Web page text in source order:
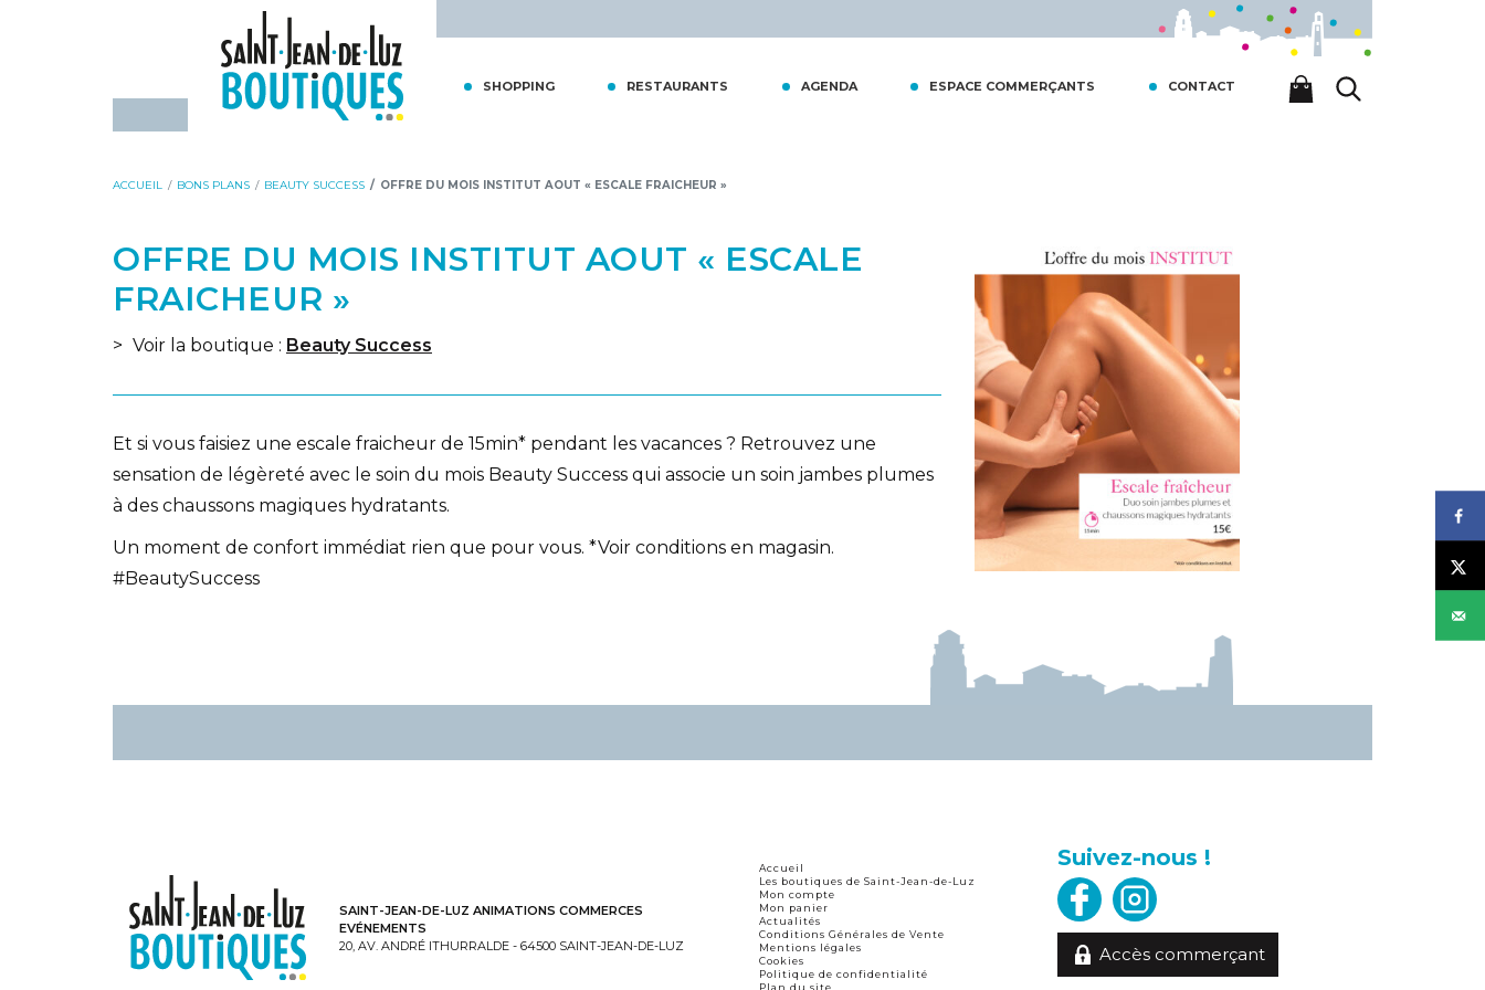
Accueil - Saint-Jean-de-Luz Boutiques
SHOPPING RESTAURANTS AGENDA ESPACE COMMERÇANTS CONTACT
ACCUEIL BONS PLANS BEAUTY SUCCESS OFFRE DU MOIS INSTITUT AOUT « ESCALE FRAICHEUR »
OFFRE DU MOIS INSTITUT AOUT « ESCALE
FRAICHEUR »
Voir la boutique : Beauty Success
Et si vous faisiez une escale fraicheur de 15min* pendant les vacances ? Retrouvez une
sensation de légèreté avec le soin du mois Beauty Success qui associe un soin jambes plumes
à des chaussons magiques hydratants.
Un moment de confort immédiat rien que pour vous. *Voir conditions en magasin.
#BeautySuccess
SAINT-JEAN-DE-LUZ ANIMATIONS COMMERCES
EVÉNEMENTS
20, AV. ANDRÉ ITHURRALDE - 64500 SAINT-JEAN-DE-LUZ
Accueil
Les boutiques de Saint-Jean-de-Luz
Mon compte
Mon panier
Actualités
Conditions Générales de Vente
Mentions légales
Cookies
Politique de confidentialité
Plan du site
Suivez-nous !
Accès commerçant